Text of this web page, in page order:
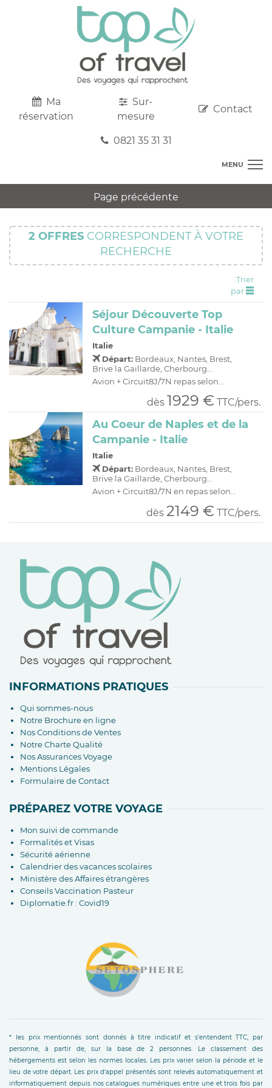
Ma
réservation
Sur-
mesure
Contact
0821 35 31 31
MENU
DESTINATIONS
AU DEPART DE CHEZ VOUS
SEJOURS
CIRCUITS
Page précédente
2 OFFRES CORRESPONDENT À VOTRE
RECHERCHE
Trier
par
Séjour Découverte Top
Culture Campanie - Italie
Italie
Départ: Bordeaux, Nantes, Brest,
Brive la Gaillarde, Cherbourg...
Avion + Circuit8J/7N repas selon...
dès 1929 € TTC/pers.
Au Coeur de Naples et de la
Campanie - Italie
Italie
Départ: Bordeaux, Nantes, Brest,
Brive la Gaillarde, Cherbourg...
Avion + Circuit8J/7N en repas selon...
dès 2149 € TTC/pers.
INFORMATIONS PRATIQUES
Qui sommes-nous
Notre Brochure en ligne
Nos Conditions de Ventes
Notre Charte Qualité
Nos Assurances Voyage
Mentions Légales
Formulaire de Contact
PRÉPAREZ VOTRE VOYAGE
Mon suivi de commande
Formalités et Visas
Sécurité aérienne
Calendrier des vacances scolaires
Ministère des Affaires étrangères
Conseils Vaccination Pasteur
Diplomatie.fr : Covid19
* les prix mentionnés sont donnés à titre indicatif et s'entendent TTC, par
personne, à partir de, sur la base de 2 personnes. Le classement des
hébergements est selon les normes locales. Les prix varier selon la période et le
lieu de votre départ. Les prix d'appel présentés sont relevés automatiquement et
informatiquement depuis nos catalogues numériques entre une et trois fois par